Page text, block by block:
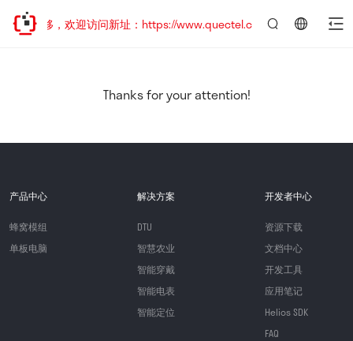
址已迁移，欢迎访问新址：https://www.quectel.com.cn
Thanks for your attention!
产品中心
蜂窝模组
单板电脑
解决方案
DTU
智慧农业
智能穿戴
智能电表
智能定位
开发者中心
资源下载
文档中心
开发工具
应用笔记
Helios SDK
FAQ